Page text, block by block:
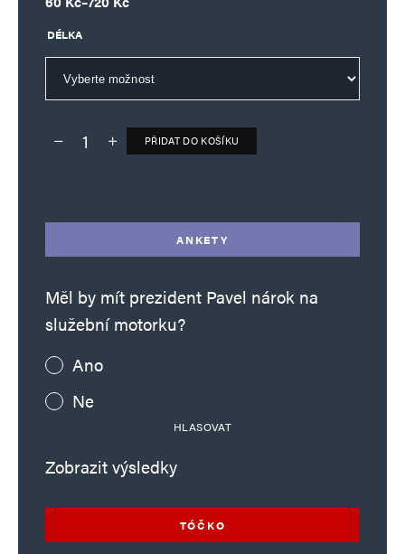
DÉLKA
Deník TO – verze bez reklam množství
PŘIDAT DO KOŠÍKU
ANKETY
Měl by mít prezident Pavel nárok na
služební motorku?
Ano
Ne
HLASOVAT
Zobrazit výsledky
TÓČKO